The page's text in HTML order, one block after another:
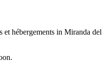
et hébergements in Miranda del